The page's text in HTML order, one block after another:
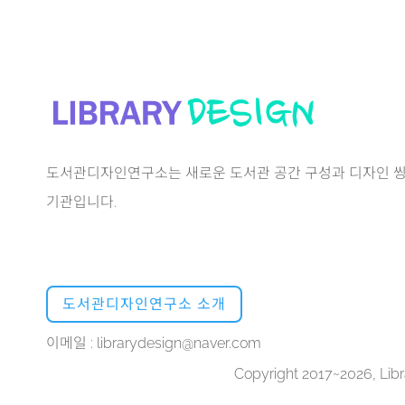
도서관디자인연구소는 새로운 도서관 공간 구성과 디자인
기관입니다.
도서관디자인연구소 소개
이메일 : librarydesign@naver.com
Copyright 2017~2026,